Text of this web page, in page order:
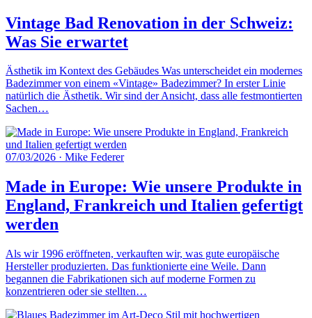
Vintage Bad Renovation in der Schweiz:
Was Sie erwartet
Ästhetik im Kontext des Gebäudes Was unterscheidet ein modernes
Badezimmer von einem «Vintage» Badezimmer? In erster Linie
natürlich die Ästhetik. Wir sind der Ansicht, dass alle festmontierten
Sachen…
07/03/2026 · Mike Federer
Made in Europe: Wie unsere Produkte in
England, Frankreich und Italien gefertigt
werden
Als wir 1996 eröffneten, verkauften wir, was gute europäische
Hersteller produzierten. Das funktionierte eine Weile. Dann
begannen die Fabrikationen sich auf moderne Formen zu
konzentrieren oder sie stellten…